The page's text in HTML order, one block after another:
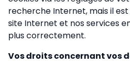
recherche Internet, mais il
site Internet et nos services
plus correctement.
Vos droits concernant vos